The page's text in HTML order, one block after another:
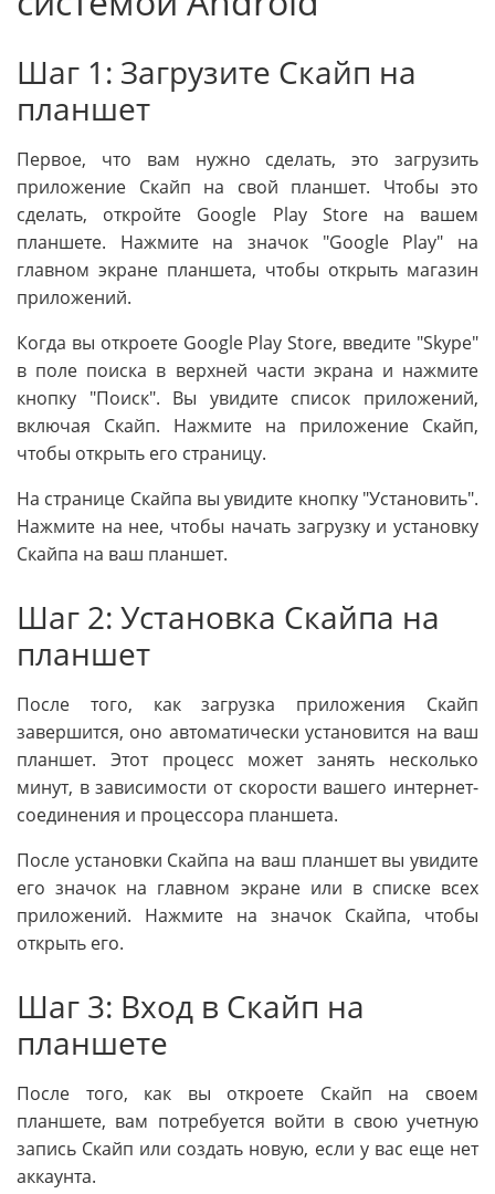
Шаг 1: Загрузите Скайп на
планшет
Первое, что вам нужно сделать, это загрузить
приложение Скайп на свой планшет. Чтобы это
сделать, откройте Google Play Store на вашем
планшете. Нажмите на значок "Google Play" на
главном экране планшета, чтобы открыть магазин
приложений.
Когда вы откроете Google Play Store, введите "Skype"
в поле поиска в верхней части экрана и нажмите
кнопку "Поиск". Вы увидите список приложений,
включая Скайп. Нажмите на приложение Скайп,
чтобы открыть его страницу.
На странице Скайпа вы увидите кнопку "Установить".
Нажмите на нее, чтобы начать загрузку и установку
Скайпа на ваш планшет.
Шаг 2: Установка Скайпа на
планшет
После того, как загрузка приложения Скайп
завершится, оно автоматически установится на ваш
планшет. Этот процесс может занять несколько
минут, в зависимости от скорости вашего интернет-
соединения и процессора планшета.
После установки Скайпа на ваш планшет вы увидите
его значок на главном экране или в списке всех
приложений. Нажмите на значок Скайпа, чтобы
открыть его.
Шаг 3: Вход в Скайп на
планшете
После того, как вы откроете Скайп на своем
планшете, вам потребуется войти в свою учетную
запись Скайп или создать новую, если у вас еще нет
аккаунта.